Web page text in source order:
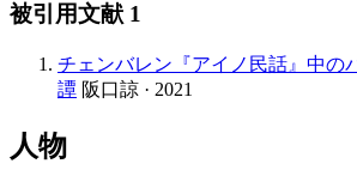
被引用文献 1
チェンバレン『アイノ民話』中の
譚 阪口諒 · 2021
人物